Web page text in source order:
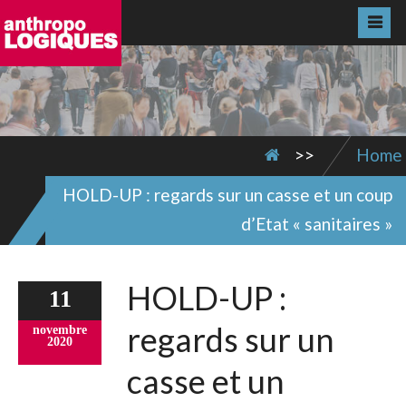
>>
Home
HOLD-UP : regards sur un casse et un coup
d’Etat « sanitaires »
11
novembre
2020
HOLD-UP :
regards sur un
casse et un